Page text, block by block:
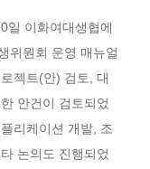
일 이화여대생협에
위원회 운영 매뉴얼
젝트(안) 검토, 대
안건이 검토되었
리케이션 개발, 조
논의도 진행되었